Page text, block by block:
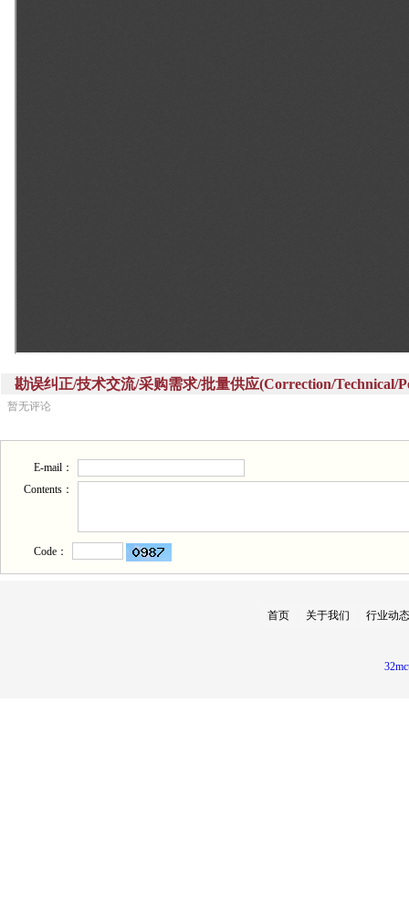
勘误纠正/技术交流/采购需求/批量供应(Correction/Technical/
暂无评论
E-mail：
Contents：
Code：
首页 关于我们 行业动态